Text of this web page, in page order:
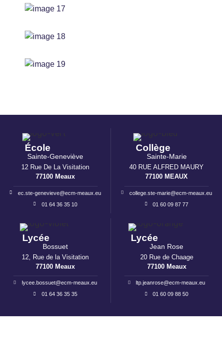
École
Sainte-Geneviève
12 Rue De La Visitation
77100 Meaux
ec.ste-genevieve@ecm-meaux.eu
01 64 36 35 10
Collège
Sainte-Marie
40 RUE ALFRED MAURY
77100 MEAUX
college.ste-marie@ecm-meaux.eu
01 60 09 87 77
Lycée
Bossuet
12, Rue de la Visitation
77100 Meaux
lycee.bossuet@ecm-meaux.eu
01 64 36 35 35
Lycée
Jean Rose
20 Rue de Chaage
77100 Meaux
ltp.jeanrose@ecm-meaux.eu
01 60 09 88 50